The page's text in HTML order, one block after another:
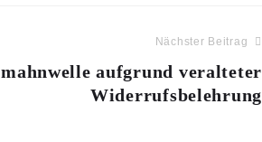
Nächster Beitrag
aufgrund veralteter
Widerrufsbelehrung